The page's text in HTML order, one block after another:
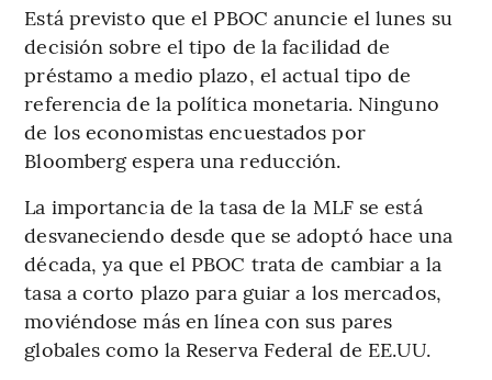
Está previsto que el PBOC anuncie el lunes su
decisión sobre el tipo de la facilidad de
préstamo a medio plazo, el actual tipo de
referencia de la política monetaria. Ninguno
de los economistas encuestados por
Bloomberg espera una reducción.
La importancia de la tasa de la MLF se está
desvaneciendo desde que se adoptó hace una
década, ya que el PBOC trata de cambiar a la
tasa a corto plazo para guiar a los mercados,
moviéndose más en línea con sus pares
globales como la Reserva Federal de EE.UU.